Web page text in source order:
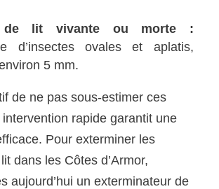
de lit vivante ou morte :
d’insectes ovales et aplatis,
5 mm.
de ne pas sous-estimer ces
rapide garantit une
Pour exterminer les
dans les Côtes d’Armor,
aujourd’hui un exterminateur de